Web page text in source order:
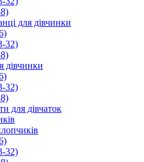
для дівчинки
32)
дівчинки
32)
для дівчаток
32)